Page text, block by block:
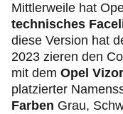
Mittlerweile hat
technisches
diese Version hat
2023 zieren den
mit dem Opel Vizor
platzierter
Farben Grau,